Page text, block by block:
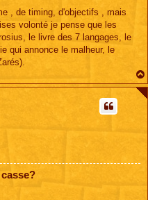
, de timing, d'objectifs , mais
volonté je pense que les
le livre des 7 langages, le
qui annonce le malheur, le